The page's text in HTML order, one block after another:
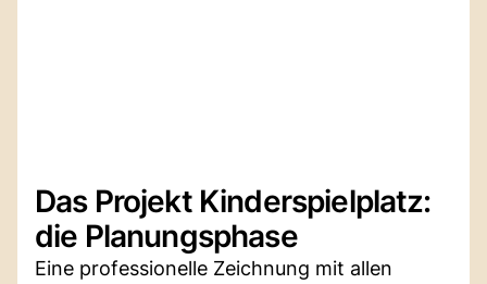
Das Projekt Kinderspielplatz:
die Planungsphase
Eine professionelle Zeichnung mit allen